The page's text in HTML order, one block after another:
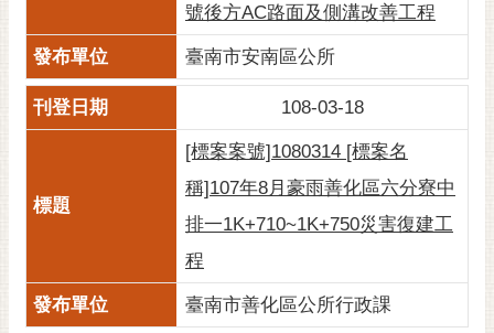
號後方AC路面及側溝改善工程
臺南市安南區公所
108-03-18
[標案案號]1080314 [標案名
稱]107年8月豪雨善化區六分寮中
排一1K+710~1K+750災害復建工
程
臺南市善化區公所行政課